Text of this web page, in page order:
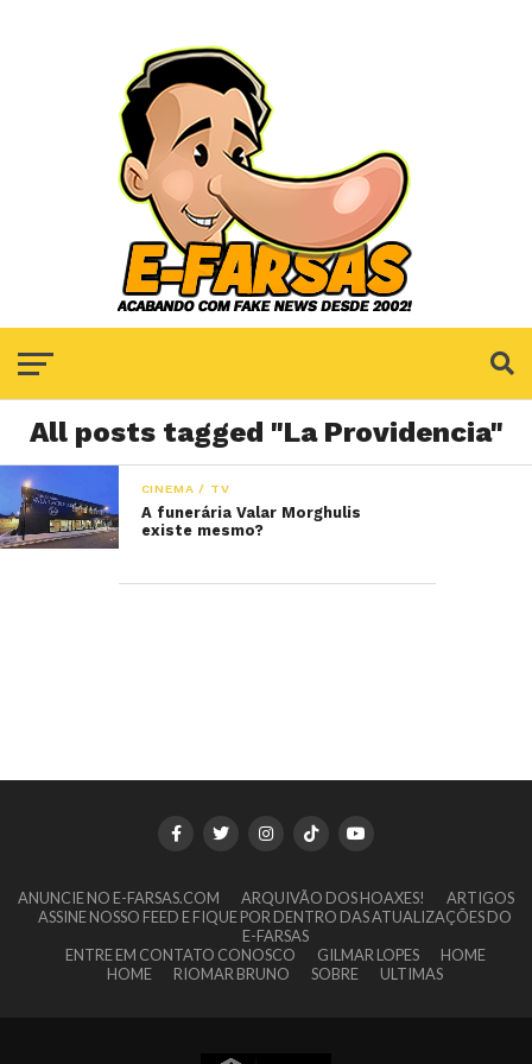
All posts tagged "La Providencia"
CINEMA / TV
A funerária Valar Morghulis
existe mesmo?
ANUNCIE NO E-FARSAS.COM ARQUIVÃO DOS HOAXES!
ARTIGOS
ASSINE NOSSO FEED E FIQUE POR DENTRO DAS ATUALIZAÇÕES DO
E-FARSAS
ENTRE EM CONTATO CONOSCO
GILMAR LOPES
HOME
HOME
RIOMAR BRUNO SOBRE ULTIMAS